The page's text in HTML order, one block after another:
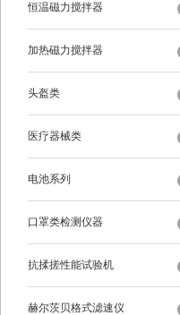
恒温磁力搅拌器
加热磁力搅拌器
头盔类
医疗器械类
电池系列
口罩类检测仪器
抗揉搓性能试验机
赫尔茨贝格式滤速仪